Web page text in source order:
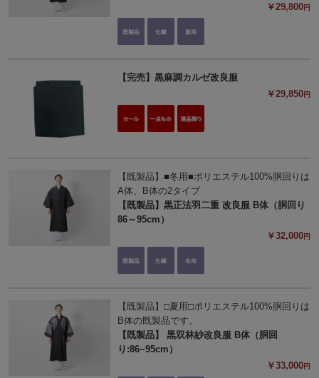
￥29,800円
【完売】黒麻調カルゼ改良服
￥29,850円
【既製品】■冬用■ポリエステル100%胴回りは
A体、B体の2タイプ
【既製品】黒正法羽二重 改良服 B体（胴回り
86～95cm）
￥32,000円
【既製品】□夏用□ポリエステル100%胴回りは
B体の既製品です。
【既製品】 黒双林紗改良服 B体（胴回
り:86~95cm）
￥33,000円